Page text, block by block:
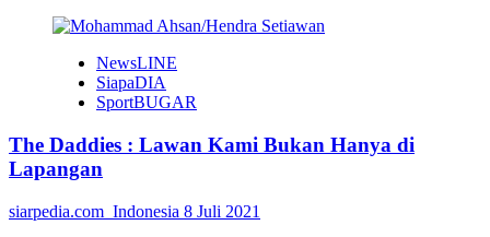
about
Tak
Mudah,
Pengasuhan
dengan
NewsLINE
SiapaDIA
SportBUGAR
The Daddies : Lawan Kami Bukan Hanya di
Lapangan
siarpedia.com_Indonesia 8 Juli 2021